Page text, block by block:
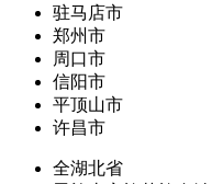
驻马店市
郑州市
周口市
信阳市
平顶山市
许昌市
全湖北省